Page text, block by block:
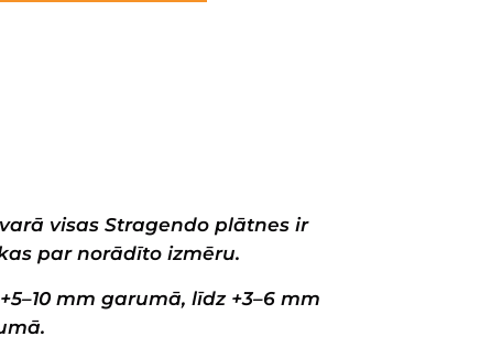
visas Stragendo plātnes ir
par norādīto izmēru.
mm garumā, līdz +3–6 mm